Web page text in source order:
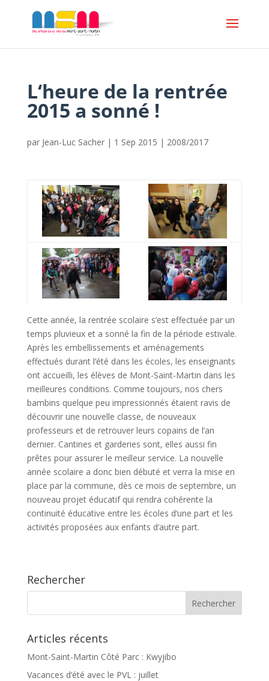
L‘heure de la rentrée
2015 a sonné !
par Jean-Luc Sacher| 1 Sep 2015 | 2008/2017
Cette année, la rentrée scolaire s‘est effectuée par un
temps pluvieux et a sonné la fin de la période estivale.
Après les embellissements et aménagements
effectués durant l‘été dans les écoles, les enseignants
ont accueilli, les élèves de Mont-Saint-Martin dans les
meilleures conditions. Comme toujours, nos chers
bambins quelque peu impressionnés étaient ravis de
découvrir une nouvelle classe, de nouveaux
professeurs et de retrouver leurs copains de l‘an
dernier. Cantines et garderies sont, elles aussi fin
prêtes pour assurer le meilleur service. La nouvelle
année scolaire a donc bien débuté et verra la mise en
place par la commune, dès ce mois de septembre, un
nouveau projet éducatif qui rendra cohérente la
continuité éducative entre les écoles d‘une part et les
activités proposées aux enfants d‘autre part.
Rechercher
Articles récents
Mont-Saint-Martin Côté Parc : Kwyjibo
Vacances d’été avec le PVL : juillet